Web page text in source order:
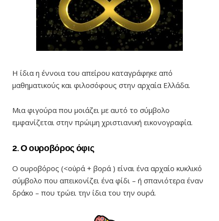
Η ίδια η έννοια του απείρου καταγράφηκε από
μαθηματικούς και φιλοσόφους στην αρχαία Ελλάδα.
Μια φιγούρα που μοιάζει με αυτό το σύμβολο
εμφανίζεται στην πρώιμη χριστιανική εικονογραφία.
2. Ο ουροβόρος όφις
Ο ουροβόρος (<οὐρά + βορά ) είναι ένα αρχαίο κυκλικό
σύμβολο που απεικονίζει ένα φίδι – ή σπανιότερα έναν
δράκο – που τρώει την ίδια του την ουρά.